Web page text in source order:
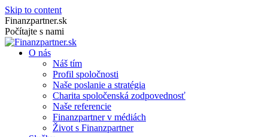
Skip to content
Finanzpartner.sk
Počítajte s nami
O nás
Náš tím
Profil spoločnosti
Naše poslanie a stratégia
Charita spoločenská zodpovednosť
Naše referencie
Finanzpartner v médiách
Život s Finanzpartner